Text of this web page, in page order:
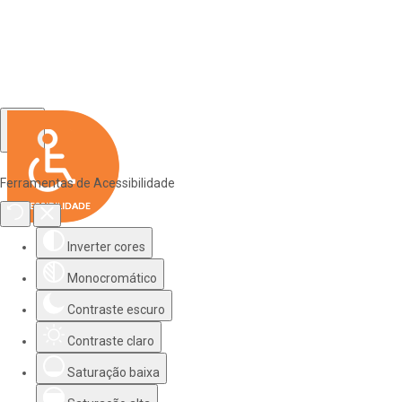
Ferramentas de Acessibilidade
Inverter cores
Monocromático
Contraste escuro
Contraste claro
Saturação baixa